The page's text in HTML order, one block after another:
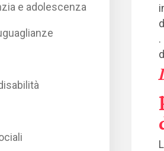
e adolescenza